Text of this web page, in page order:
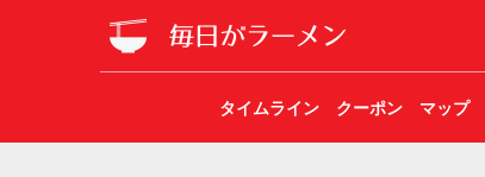
タイムライン クーポン マップ